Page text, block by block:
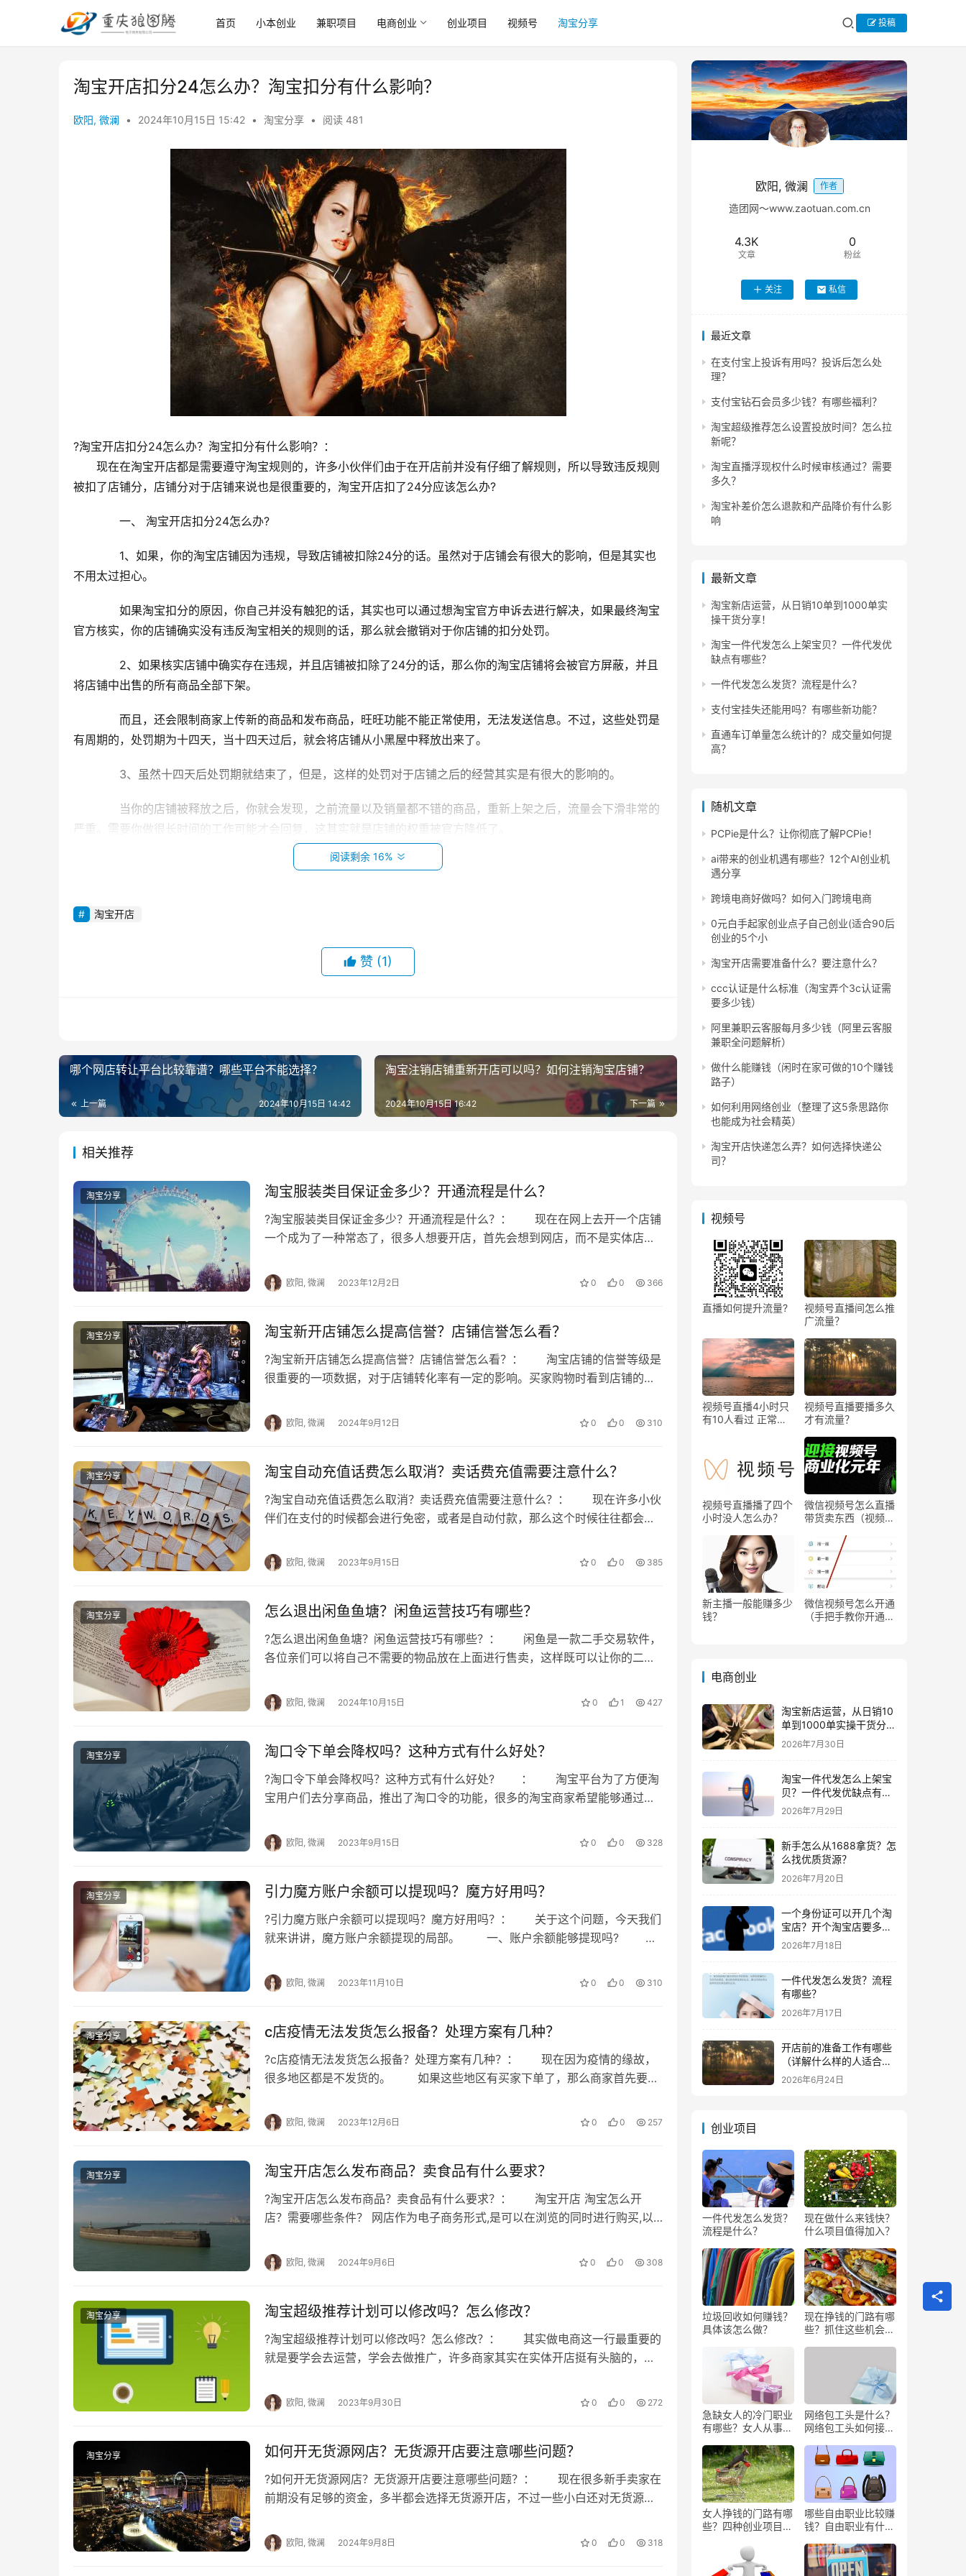
首页 小本创业 兼职项目 电商创业 创业项目 视频号 淘宝分享 投稿
淘宝开店扣分24怎么办？淘宝扣分有什么影响？
欧阳, 微澜 • 2024年10月15日 15:42 • 淘宝分享 • 阅读 481
?淘宝开店扣分24怎么办？淘宝扣分有什么影响？：
现在在淘宝开店都是需要遵守淘宝规则的，许多小伙伴们由于在开店前并没有仔细了解规则，所以导致违反规则
被扣了店铺分，店铺分对于店铺来说也是很重要的，淘宝开店扣了24分应该怎么办?
一、 淘宝开店扣分24怎么办?
1、如果，你的淘宝店铺因为违规，导致店铺被扣除24分的话。虽然对于店铺会有很大的影响，但是其实也
不用太过担心。
如果淘宝扣分的原因，你自己并没有触犯的话，其实也可以通过想淘宝官方申诉去进行解决，如果最终淘宝
官方核实，你的店铺确实没有违反淘宝相关的规则的话，那么就会撤销对于你店铺的扣分处罚。
2、如果核实店铺中确实存在违规，并且店铺被扣除了24分的话，那么你的淘宝店铺将会被官方屏蔽，并且
将店铺中出售的所有商品全部下架。
而且，还会限制商家上传新的商品和发布商品，旺旺功能不能正常使用，无法发送信息。不过，这些处罚是
有周期的，处罚期为十四天，当十四天过后，就会将店铺从小黑屋中释放出来了。
3、虽然十四天后处罚期就结束了，但是，这样的处罚对于店铺之后的经营其实是有很大的影响的。
当你的店铺被释放之后，你就会发现，之前流量以及销量都不错的商品，重新上架之后，流量会下滑非常的
严重。需要你做很长时间的工作可能才会回复，这其实就是店铺的权重被官方降低了。
四个级别，分别是扣除十二分，二十四分，三十六分以及四十八分。
2、在店铺被扣除十二分，二十四分以及三十六分的时候，淘宝官方对于违规的淘宝店铺的处罚方式其实都
淘宝开店被扣分之后是有补救措施的，首先千万不能再继续违反规则了，在店铺被扣分之后，应该安分守己
被扣24分是比较严重的，一定会对店铺进行降权，所以各位小伙伴们只能慢慢去经营店铺了。
淘宝开店认证(怎么弄、需要多长时间、不通过怎么办)
淘宝开店名称可以带符号吗？怎样设置才规范？
阅读剩余 16%
本文来自投稿，不代表早谈创业网立场，作者：欧阳, 微澜，如若转载，请注明出处：
版权声明：本文内容由互联网用户自发贡献，该文观点仅代表作者本人。本站仅提供信息存储空间服务，不拥有所有权，不承担
相关法律责任。如发现本站有涉嫌抄袭侵权/违法违规的内容， 请发送邮件至 153055113@qq.com 举报，一经查实，本站将立
刻删除。
淘宝开店
赞 (1)
哪个网店转让平台比较靠谱？哪些平台不能选择？
上一篇 2024年10月15日 14:42
淘宝注销店铺重新开店可以吗？如何注销淘宝店铺？
下一篇
2024年10月15日 16:42
相关推荐
淘宝分享 淘宝服装类目保证金多少？开通流程是什么？
?淘宝服装类目保证金多少？开通流程是什么？： 现在在网上去开一个店铺
一个成为了一种常态了，很多人想要开店，首先会想到网店，而不是实体店，
欧阳, 微澜 2023年12月2日 0 0 366
淘宝分享 淘宝新开店铺怎么提高信誉？店铺信誉怎么看？
?淘宝新开店铺怎么提高信誉？店铺信誉怎么看？： 淘宝店铺的信誉等级是
很重要的一项数据，对于店铺转化率有一定的影响。买家购物时看到店铺的信
欧阳, 微澜 2024年9月12日 0 0 310
淘宝分享 淘宝自动充值话费怎么取消？卖话费充值需要注意什么？
?淘宝自动充值话费怎么取消？卖话费充值需要注意什么？： 现在许多小伙
伴们在支付的时候都会进行免密，或者是自动付款，那么这个时候往往都会自
欧阳, 微澜 2023年9月15日 0 0 385
淘宝分享 怎么退出闲鱼鱼塘？闲鱼运营技巧有哪些？
?怎么退出闲鱼鱼塘？闲鱼运营技巧有哪些？： 闲鱼是一款二手交易软件，
各位亲们可以将自己不需要的物品放在上面进行售卖，这样既可以让你的二手
欧阳, 微澜 2024年10月15日 0 1 427
淘宝分享 淘口令下单会降权吗？这种方式有什么好处？
?淘口令下单会降权吗？这种方式有什么好处? ： 淘宝平台为了方便淘
宝用户们去分享商品，推出了淘口令的功能，很多的淘宝商家希望能够通过淘
欧阳, 微澜 2023年9月15日 0 0 328
淘宝分享 引力魔方账户余额可以提现吗？魔方好用吗？
?引力魔方账户余额可以提现吗？魔方好用吗？： 关于这个问题，今天我们
就来讲讲，魔方账户余额提现的局部。 一、账户余额能够提现吗? 是
欧阳, 微澜 2023年11月10日 0 0 310
淘宝分享 c店疫情无法发货怎么报备？处理方案有几种？
?c店疫情无法发货怎么报备？处理方案有几种？： 现在因为疫情的缘故，
很多地区都是不发货的。 如果这些地区有买家下单了，那么商家首先要和
欧阳, 微澜 2023年12月6日 0 0 257
淘宝分享 淘宝开店怎么发布商品？卖食品有什么要求？
?淘宝开店怎么发布商品？卖食品有什么要求？： 淘宝开店 淘宝怎么开
店？需要哪些条件？ 网店作为电子商务形式,是可以在浏览的同时进行购买,以
欧阳, 微澜 2024年9月6日 0 0 308
淘宝分享 淘宝超级推荐计划可以修改吗？怎么修改？
?淘宝超级推荐计划可以修改吗？怎么修改？： 其实做电商这一行最重要的
就是要学会去运营，学会去做推广，许多商家其实在实体开店挺有头脑的，但
欧阳, 微澜 2023年9月30日 0 0 272
淘宝分享 如何开无货源网店？无货源开店要注意哪些问题？
?如何开无货源网店？无货源开店要注意哪些问题？： 现在很多新手卖家在
前期没有足够的资金，多半都会选择无货源开店，不过一些小白还对无货源开
欧阳, 微澜 2024年9月8日 0 0 318
欧阳, 微澜 作者
造团网～www.zaotuan.com.cn
4.3K
文章
0
粉丝
关注 私信
最近文章
在支付宝上投诉有用吗？投诉后怎么处
理？
支付宝钻石会员多少钱？有哪些福利？
淘宝超级推荐怎么设置投放时间？怎么拉
新呢？
淘宝直播浮现权什么时候审核通过？需要
多久？
淘宝补差价怎么退款和产品降价有什么影
响
最新文章
淘宝新店运营，从日销10单到1000单实
操干货分享！
淘宝一件代发怎么上架宝贝？一件代发优
缺点有哪些？
一件代发怎么发货？流程是什么？
支付宝挂失还能用吗？有哪些新功能？
直通车订单量怎么统计的？成交量如何提
高？
随机文章
PCPie是什么？让你彻底了解PCPie！
ai带来的创业机遇有哪些？12个AI创业机
遇分享
跨境电商好做吗？如何入门跨境电商
0元白手起家创业点子自己创业(适合90后
创业的5个小
淘宝开店需要准备什么？要注意什么？
ccc认证是什么标准（淘宝弄个3c认证需
要多少钱）
阿里兼职云客服每月多少钱（阿里云客服
兼职全问题解析）
做什么能赚钱（闲时在家可做的10个赚钱
路子）
如何利用网络创业（整理了这5条思路你
也能成为社会精英）
淘宝开店快递怎么弄？如何选择快递公
司？
视频号
直播如何提升流量?
视频号直播间怎么推
广流量？
视频号直播4小时只
有10人看过 正常
视频号直播要播多久
才有流量？
视频号直播播了四个
小时没人怎么办？
微信视频号怎么直播
带货卖东西（视频号
新主播一般能赚多少
钱？
微信视频号怎么开通
（手把手教你开通微
电商创业
淘宝新店运营，从日销10
单到1000单实操干货分
享！
2026年7月30日
淘宝一件代发怎么上架宝
贝？一件代发优缺点有哪
些？
2026年7月29日
新手怎么从1688拿货？怎
么找优质货源？
2026年7月20日
一个身份证可以开几个淘
宝店？开个淘宝店要多少
钱？
2026年7月18日
一件代发怎么发货？流程
有哪些？
2026年7月17日
开店前的准备工作有哪些
（详解什么样的人适合做
生意）
2026年6月24日
创业项目
一件代发怎么发货？
流程是什么？
现在做什么来钱快？
什么项目值得加入？
垃圾回收如何赚钱？
具体该怎么做？
现在挣钱的门路有哪
些？抓住这些机会闷
急缺女人的冷门职业
有哪些？女人从事哪
网络包工头是什么？
网络包工头如何接业
女人挣钱的门路有哪
些？四种创业项目推
哪些自由职业比较赚
钱？自由职业有什么